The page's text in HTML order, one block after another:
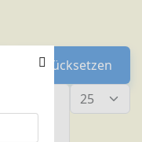
Zurücksetzen
Anzeige #